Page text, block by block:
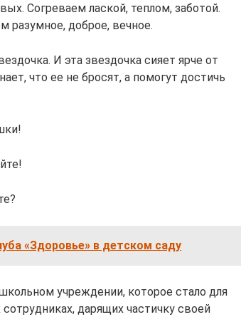
Согреваем лаской, теплом, заботой.
разумное, доброе, вечное.
И эта звездочка сияет ярче от
что ее не бросят, а помогут достичь
«Здоровье» в детском саду
учреждении, которое стало для
дарящих частичку своей